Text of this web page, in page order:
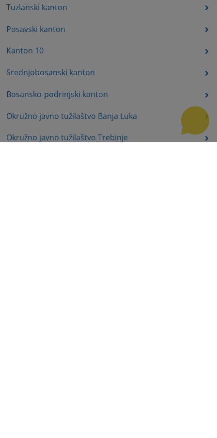
Tuzlanski kanton
Posavski kanton
Kanton 10
Srednjobosanski kanton
Bosansko-podrinjski kanton
Okružno javno tužilaštvo Banja Luka
Okružno javno tužilaštvo Trebinje